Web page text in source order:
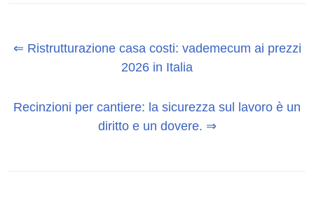
⇐ Ristrutturazione casa costi: vademecum ai prezzi
2026 in Italia
Recinzioni per cantiere: la sicurezza sul lavoro è un
diritto e un dovere. ⇒